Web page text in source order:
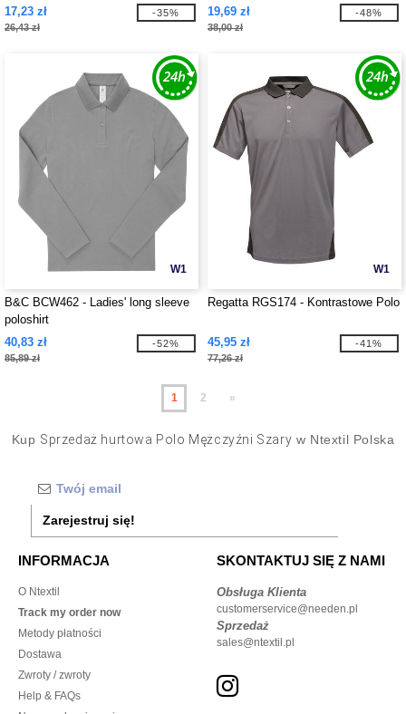
17,23 zł
26,43 zł
-35% 19,69 zł
38,00 zł
-48%
W1
B&C BCW462 - Ladies' long sleeve
poloshirt
40,83 zł
85,89 zł
-52%
W1
Regatta RGS174 - Kontrastowe Polo
45,95 zł
77,26 zł
-41%
1 2 »
Kup Sprzedaż hurtowa Polo Mężczyźni Szary w Ntextil Polska
Zarejestruj się!
INFORMACJA
O Ntextil
Track my order now
Metody płatności
Dostawa
Zwroty / zwroty
Help & FAQs
SKONTAKTUJ SIĘ Z NAMI
Obsługa Klienta
customerservice@needen.pl
Sprzedaż
sales@ntextil.pl